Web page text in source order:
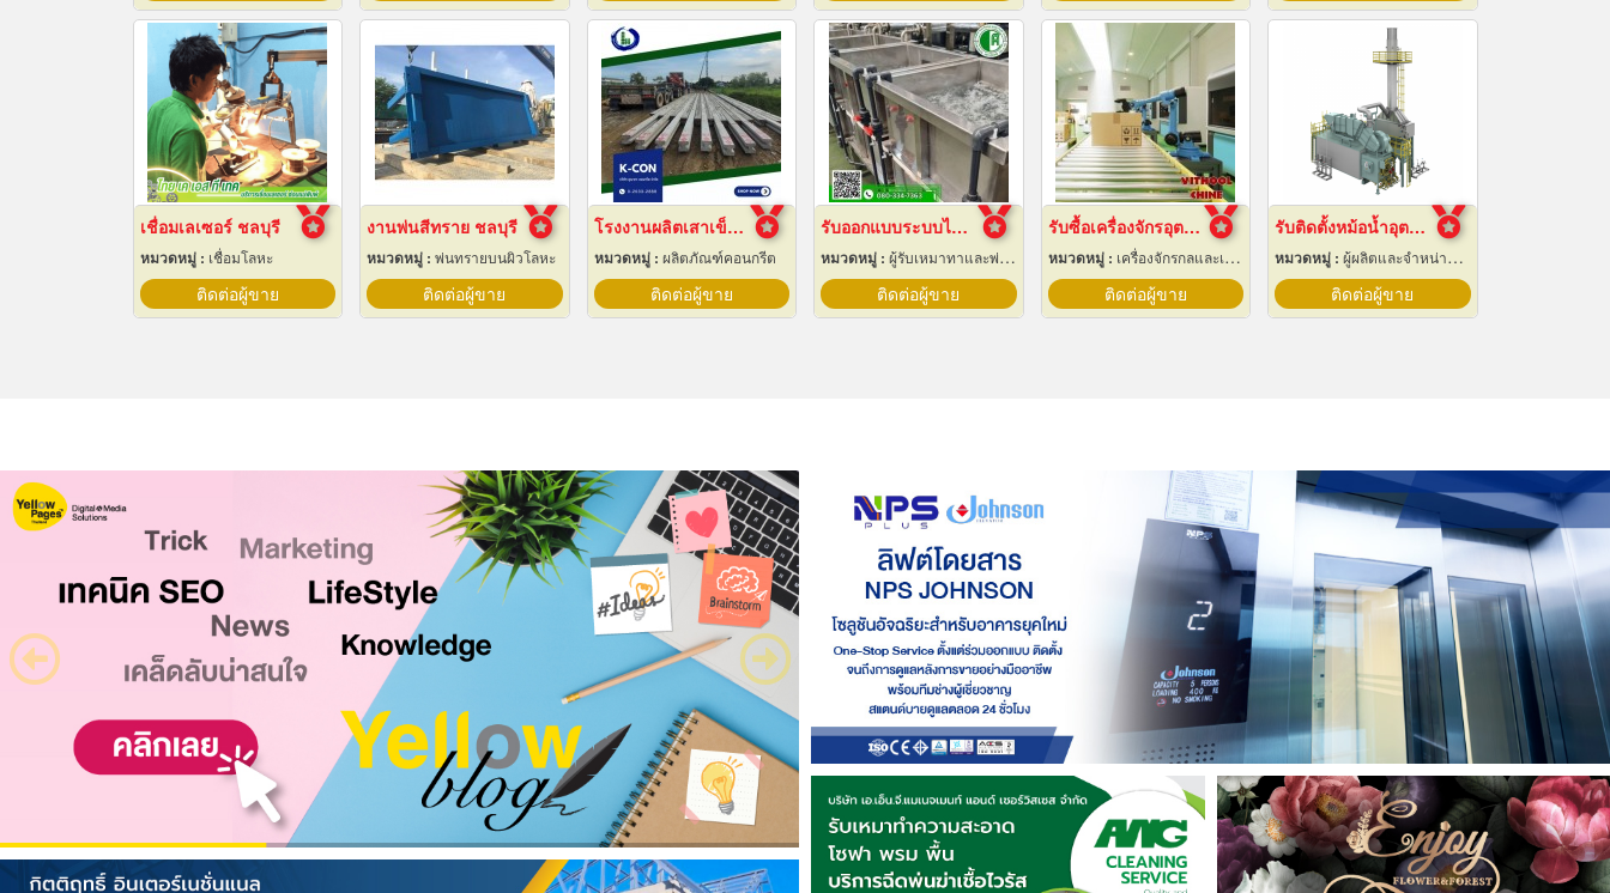
เชื่อมเลเซอร์ ชลบุรี
หมวดหมู่ : เชื่อมโลหะ
ติดต่อผู้ขาย
งานพ่นสีทราย ชลบุรี
หมวดหมู่ : พ่นทรายบนผิวโลหะ
ติดต่อผู้ขาย
โรงงานผลิตเสาเข็ม สมุทรปราการ
หมวดหมู่ : ผลิตภัณฑ์คอนกรีต
ติดต่อผู้ขาย
รับออกแบบระบบไลน์ชุบชิ้นงานอุตสาหกรรม
หมวดหมู่ : ผู้รับเหมาทาและพ่นสี
ติดต่อผู้ขาย
รับซื้อเครื่องจักรอุตสาหกรรมมือสอง
หมวดหมู่ : เครื่องจักรกลและเครื่องมือกล
ติดต่อผู้ขาย
รับติดตั้งหม้อน้ำอุตสาหกรรม
หมวดหมู่ : ผู้ผลิตและจำหน่ายหม้อน้ำทางอุตสาหกรรม
ติดต่อผู้ขาย